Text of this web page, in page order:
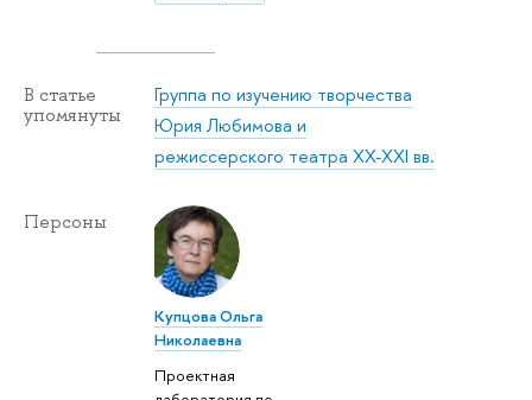
В статье
упомянуты
Группа по изучению творчества
Юрия Любимова и
режиссерского театра XX-XXI вв.
Персоны
Купцова Ольга
Николаевна
Проектная